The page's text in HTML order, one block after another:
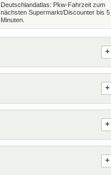
Deutschlandatlas: Pkw-Fahrzeit zum
nächsten Supermarkt/Discounter bis 5
Minuten.